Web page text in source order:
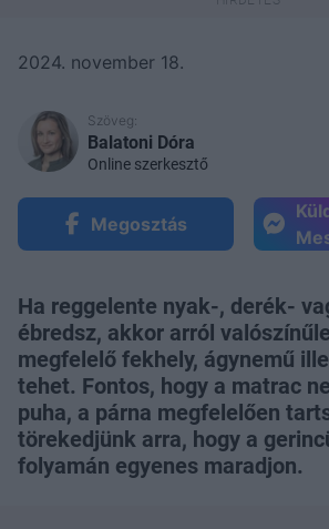
2024. november 18.
Szöveg:
Balatoni Dóra
Online szerkesztő
Megosztás
Ha reggelente nyak-, derék-
ébredsz, akkor arról
megfelelő fekhely, ágynemű
tehet. Fontos, hogy a matrac
puha, a párna megfelelően
törekedjünk arra, hogy a
folyamán egyenes maradjon.